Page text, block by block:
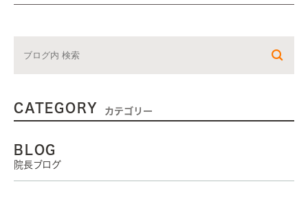
CATEGORY カテゴリー
BLOG
院長ブログ